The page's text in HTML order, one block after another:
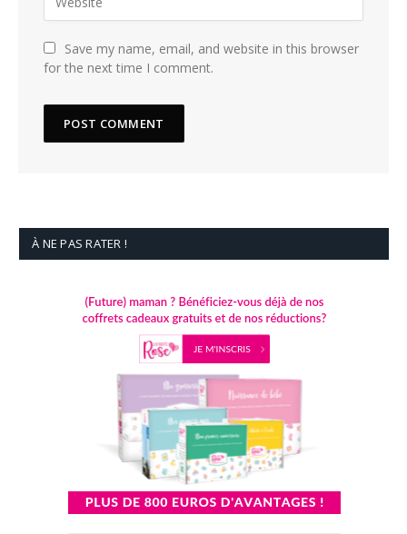
Save my name, email, and website in this browser
for the next time I comment.
À NE PAS RATER !